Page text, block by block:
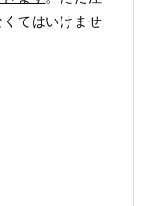
てはいけませ